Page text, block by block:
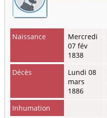
Naissance
Mercredi
07 fév
1838
Décès
Lundi 08
mars
1886
Inhumation